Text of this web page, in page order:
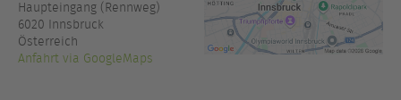
Haupteingang (Rennweg)
6020 Innsbruck
Österreich
Anfahrt via GoogleMaps